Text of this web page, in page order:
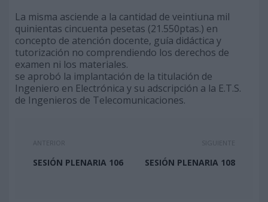
La misma asciende a la cantidad de veintiuna mil
quinientas cincuenta pesetas (21.550ptas.) en
concepto de atención docente, guía didáctica y
tutorización no comprendiendo los derechos de
examen ni los materiales.
se aprobó la implantación de la titulación de
Ingeniero en Electrónica y su adscripción a la E.T.S.
de Ingenieros de Telecomunicaciones.
ANTERIOR
SESIÓN PLENARIA 106
SIGUIENTE
SESIÓN PLENARIA 108